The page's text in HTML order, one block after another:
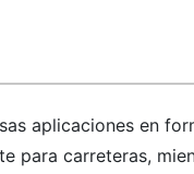
aplicaciones en
para carreteras,